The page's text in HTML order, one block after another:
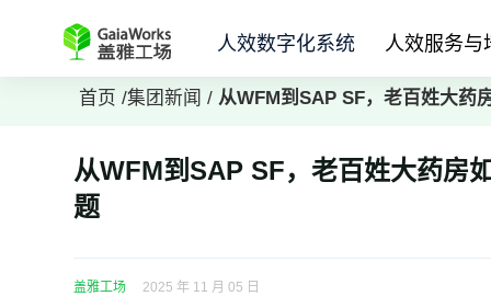
人效数字化系统 人效服务与
首页 /集团新闻 / 从WFM到SAP SF，老百姓大药
从WFM到SAP SF，老百姓大药房
题
盖雅工场 2025 年 11 月 05 日